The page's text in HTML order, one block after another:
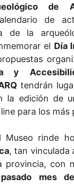
de
de
de la
el Día
y
tendrán
la edición de
para los más
rinde
, tan vinculada
provincia, con
mes